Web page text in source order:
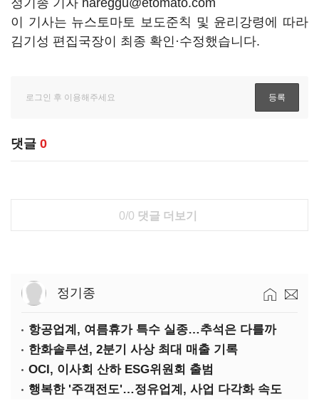
정기종 기자 hareggu@etomato.com
이 기사는 뉴스토마토 보도준칙 및 윤리강령에 따라
김기성 편집국장이 최종 확인·수정했습니다.
댓글 0
0/0 댓글 더보기
정기종
항공업계, 여름휴가 특수 실종…추석은 다를까
한화솔루션, 2분기 사상 최대 매출 기록
OCI, 이사회 산하 ESG위원회 출범
행복한 '주객전도'…정유업계, 사업 다각화 속도